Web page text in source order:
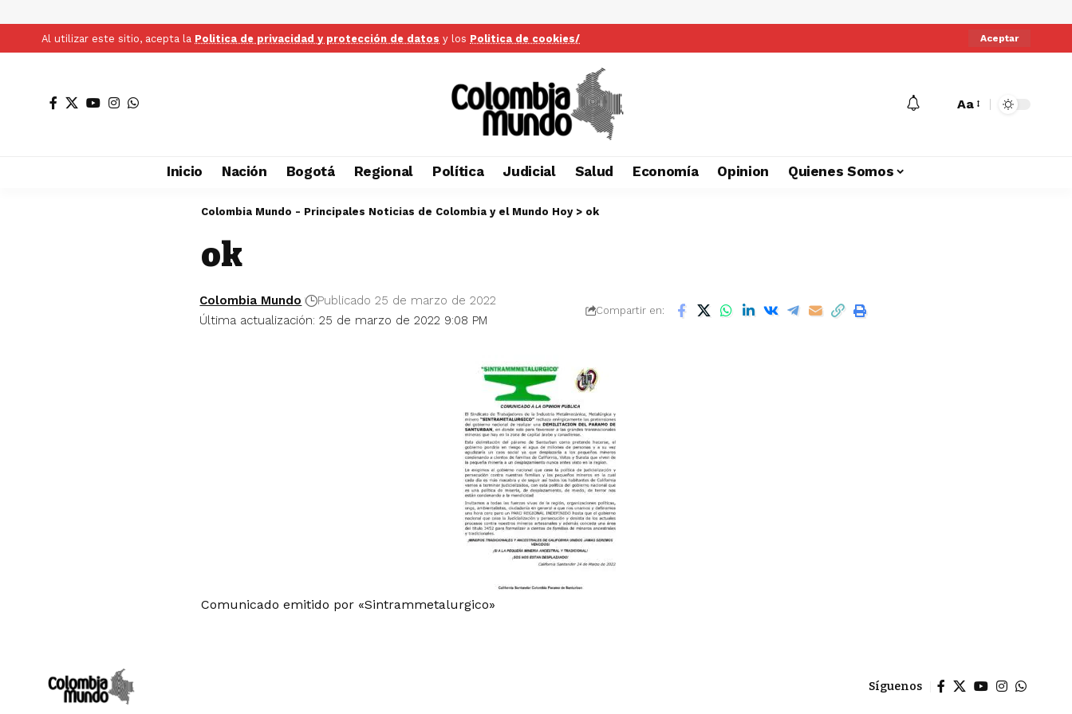
Al utilizar este sitio, acepta la Politica de privacidad y protección de datos y los Politica de cookies/ Aceptar
Aa
Inicio Nación Bogotá Regional Política Judicial Salud Economía Opinion Quienes Somos
Colombia Mundo - Principales Noticias de Colombia y el Mundo Hoy> ok
ok
Última actualización: 25 de marzo de 2022 9:08 PM
Colombia Mundo Publicado 25 de marzo de 2022
Compartir en:
Comunicado emitido por «Sintrammetalurgico»
Síguenos